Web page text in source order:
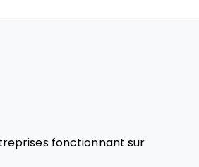
fonctionnant sur